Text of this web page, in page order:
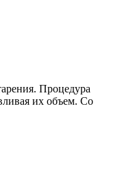
Процедура
их объем. Со